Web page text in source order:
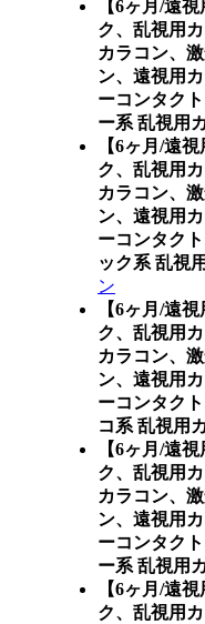
【6ヶ月/遠
ク、乱視用
カラコン、
ン、遠視用
ーコンタク
ー系 乱視用
【6ヶ月/遠
ク、乱視用
カラコン、
ン、遠視用
ーコンタク
ック系 乱視
ン
【6ヶ月/遠
ク、乱視用
カラコン、
ン、遠視用
ーコンタク
コ系 乱視用
【6ヶ月/遠
ク、乱視用
カラコン、
ン、遠視用
ーコンタク
ー系 乱視用
【6ヶ月/遠
ク、乱視用